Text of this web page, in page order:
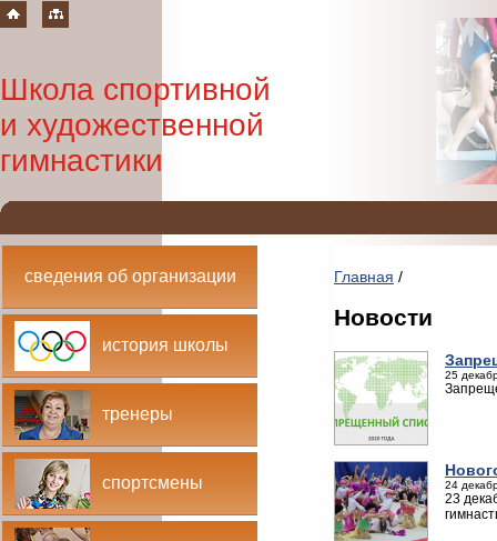
Школа спортивной
и художественной
гимнастики
сведения об организации
история школы
тренеры
спортсмены
Главная /
Новости
25
24
23